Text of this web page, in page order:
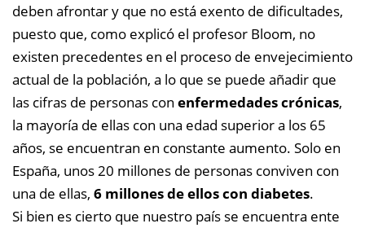
deben afrontar y que no está exento de dificultades,
puesto que, como explicó el profesor Bloom, no
existen precedentes en el proceso de envejecimiento
actual de la población, a lo que se puede añadir que
las cifras de personas con enfermedades crónicas,
la mayoría de ellas con una edad superior a los 65
años, se encuentran en constante aumento. Solo en
España, unos 20 millones de personas conviven con
una de ellas, 6 millones de ellos con diabetes.
Si bien es cierto que nuestro país se encuentra ente